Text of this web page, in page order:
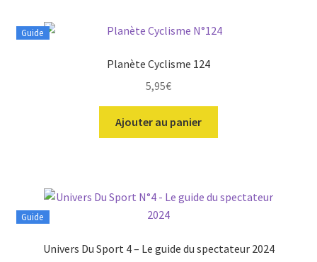
Guide
Planète Cyclisme 124
5,95€
Ajouter au panier
Guide
Univers Du Sport 4 – Le guide du spectateur 2024